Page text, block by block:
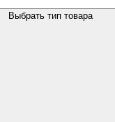
Выбрать тип товара